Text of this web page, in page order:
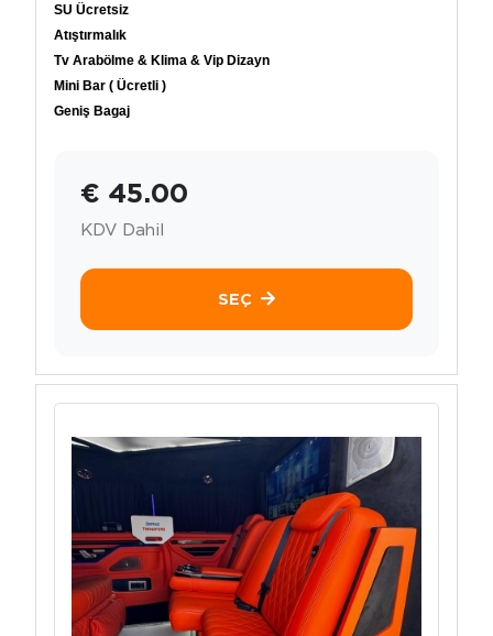
SU Ücretsiz
Atıştırmalık
Tv Arabölme & Klima & Vip Dizayn
Mini Bar ( Ücretli )
Geniş Bagaj
€ 45.00
KDV Dahil
SEÇ